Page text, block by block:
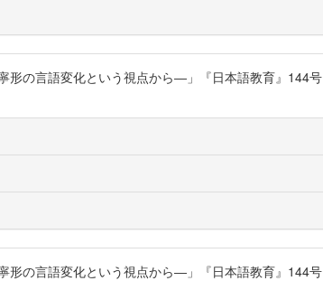
形の言語変化という視点から―」『日本語教育』144号
形の言語変化という視点から―」『日本語教育』144号